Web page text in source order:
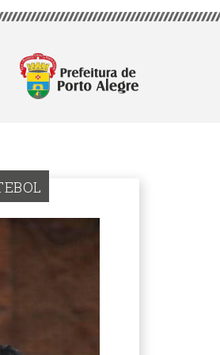
secretaria,